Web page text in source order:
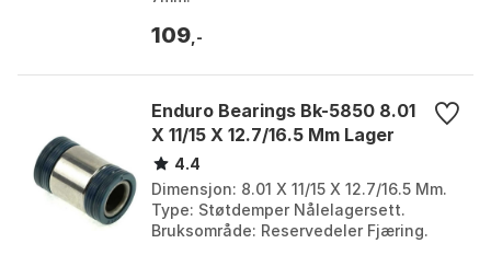
109 ,-
Enduro Bearings Bk-5850 8.01
X 11/15 X 12.7/16.5 Mm Lager
4.4
Dimensjon: 8.01 X 11/15 X 12.7/16.5 Mm.
Type: Støtdemper Nålelagersett.
Bruksområde: Reservedeler Fjæring.